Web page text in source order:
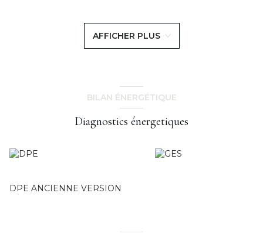
d’une chambre sur balcon et d’une salle de bains. Une cave
Confort :Chauffage et eau chaude collectifs.
Honoraires locataire : 1 026,80 € TTC.
Disponible à partir du 23 mars 2026 ! A visiter sans tarder !
N'hésitez pas à nous contacter au 06 61 90 06 92 -
locations@immobilier-descolas.com
AFFICHER PLUS
BILAN ÉNERGÉTIQUE
Diagnostics énergetiques
DPE ANCIENNE VERSION